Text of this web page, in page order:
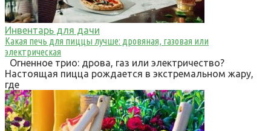
Инвентарь для дачи
Какая печь для пиццы лучше: дровяная, газовая или
электрическая
Огненное трио: дрова, газ или электричество?
Настоящая пицца рождается в экстремальном жару,
где